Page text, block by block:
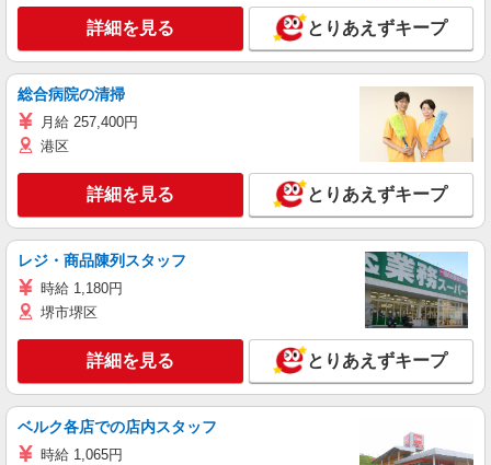
詳細を見る とりあえずキープ
総合病院の清掃
月給 257,400円
港区
詳細を見る とりあえずキープ
レジ・商品陳列スタッフ
時給 1,180円
堺市堺区
詳細を見る とりあえずキープ
ベルク各店での店内スタッフ
時給 1,065円